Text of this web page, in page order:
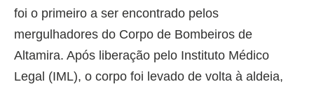
foi o primeiro a ser encontrado pelos
mergulhadores do Corpo de Bombeiros de
Altamira. Após liberação pelo Instituto Médico
Legal (IML), o corpo foi levado de volta à aldeia,